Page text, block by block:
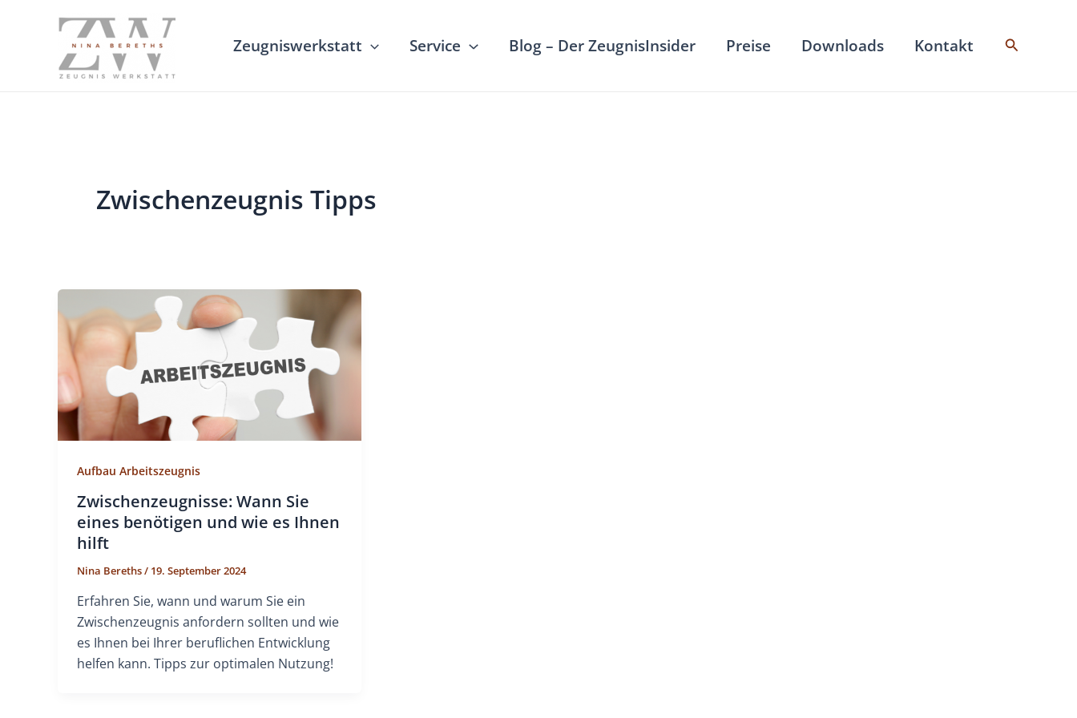
Zeugniswerkstatt Service Blog – Der ZeugnisInsider Preise Downloads Kontakt Suchen
Zwischenzeugnis Tipps
Aufbau Arbeitszeugnis
Zwischenzeugnisse: Wann Sie
eines benötigen und wie es Ihnen
hilft
Nina Bereths/ 19. September 2024
Erfahren Sie, wann und warum Sie ein
Zwischenzeugnis anfordern sollten und wie
es Ihnen bei Ihrer beruflichen Entwicklung
helfen kann. Tipps zur optimalen Nutzung!